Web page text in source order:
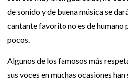
de sonido y de buena música se
cantante favorito no es de humano
pocos.
Algunos de los famosos más
sus voces en muchas ocasiones